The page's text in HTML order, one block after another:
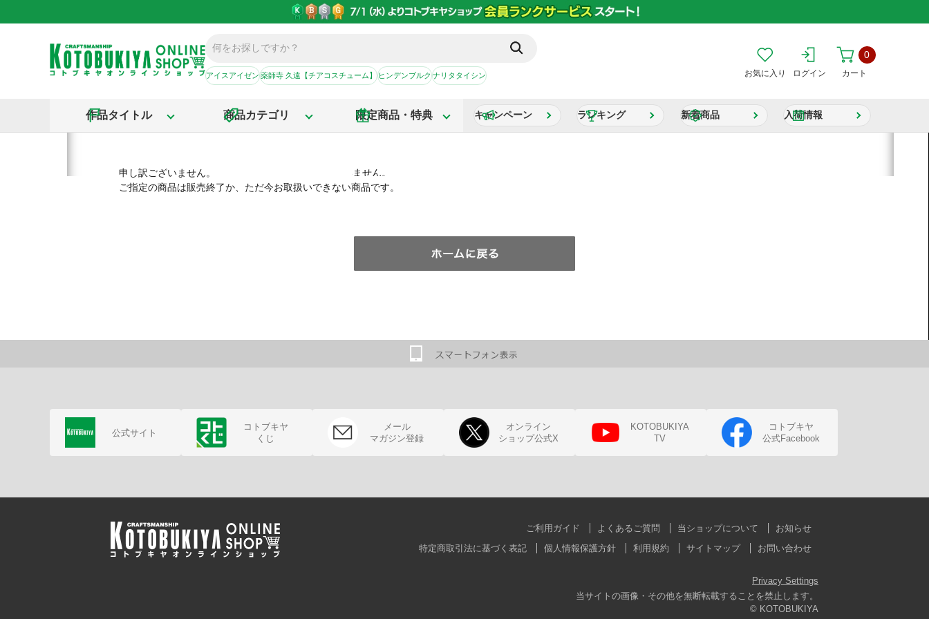
アイスアイゼン薬師寺 久遠【チアコスチューム】ヒンデンブルクナリタタイシン お気に入り ログイン カート
0
作品タイトル 商品カテゴリ 限定商品・特典 キャンペーン ランキング 新着商品 入荷情報
申し訳ございません。
ご指定の商品は販売終了か、ただ今お取扱いできない商品です。
公式サイト
コトブキヤ
くじ
メール
マガジン登録
オンライン
ショップ公式X
KOTOBUKIYA
TV
コトブキヤ
公式Facebook
ご利用ガイド よくあるご質問 当ショップについて
お知らせ
特定商取引法に基づく表記
個人情報保護方針 利用規約 サイトマップ お問い合わせ
Privacy Settings
当サイトの画像・その他を無断転載することを禁止します。
© KOTOBUKIYA